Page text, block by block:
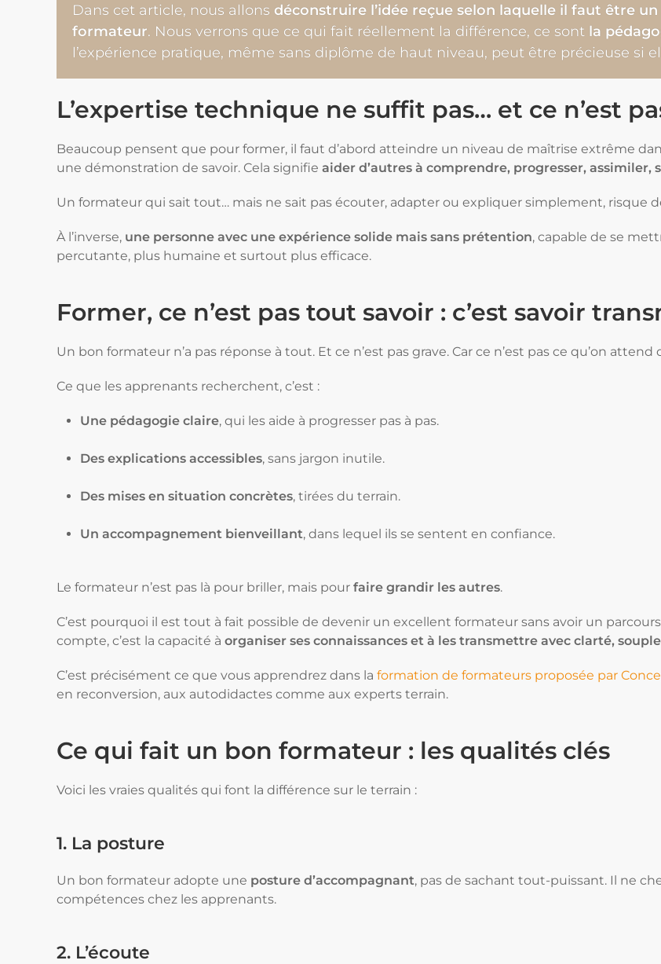
Dans cet article, nous allons déconstruire l’idée reçue selon laquelle il faut être
formateur. Nous verrons que ce qui fait réellement la différence, ce sont la
l’expérience pratique, même sans diplôme de haut niveau, peut être précieuse si
L’expertise technique ne suffit pas… et ce n’est
Beaucoup pensent que pour former, il faut d’abord atteindre un niveau de maîtrise extrême
une démonstration de savoir. Cela signifie aider d’autres à comprendre, progresser, assimiler,
Un formateur qui sait tout… mais ne sait pas écouter, adapter ou expliquer simplement, risque
À l’inverse, une personne avec une expérience solide mais sans prétention, capable de se
percutante, plus humaine et surtout plus efficace.
Former, ce n’est pas tout savoir : c’est savoir
Un bon formateur n’a pas réponse à tout. Et ce n’est pas grave. Car ce n’est pas ce qu’on attend
Ce que les apprenants recherchent, c’est :
Une pédagogie claire, qui les aide à progresser pas à pas.
Des explications accessibles, sans jargon inutile.
Des mises en situation concrètes, tirées du terrain.
Un accompagnement bienveillant, dans lequel ils se sentent en confiance.
Le formateur n’est pas là pour briller, mais pour faire grandir les autres.
C’est pourquoi il est tout à fait possible de devenir un excellent formateur sans avoir un
compte, c’est la capacité à organiser ses connaissances et à les transmettre avec clarté,
C’est précisément ce que vous apprendrez dans la formation de formateurs proposée par
en reconversion, aux autodidactes comme aux experts terrain.
Ce qui fait un bon formateur : les qualités clés
Voici les vraies qualités qui font la différence sur le terrain :
1. La posture
Un bon formateur adopte une posture d’accompagnant, pas de sachant tout-puissant. Il ne
compétences chez les apprenants.
2. L’écoute